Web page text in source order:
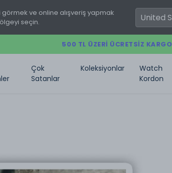
ve online alışveriş yapmak
seçin.
500 TL ÜZERI ÜCRETSIZ KARGO
Çok
Satanlar
Koleksiyonlar
Watch
Kordon